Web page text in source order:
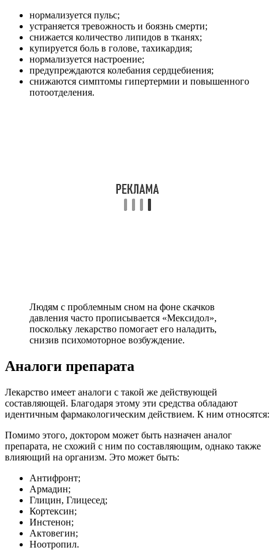
нормализуется пульс;
устраняется тревожность и боязнь смерти;
снижается количество липидов в тканях;
купируется боль в голове, тахикардия;
нормализуется настроение;
предупреждаются колебания сердцебиения;
снижаются симптомы гипертермии и повышенного
потоотделения.
Людям с проблемным сном на фоне скачков
давления часто прописывается «Мексидол»,
поскольку лекарство помогает его наладить,
снизив психомоторное возбуждение.
Аналоги препарата
Лекарство имеет аналоги с такой же действующей
составляющей. Благодаря этому эти средства обладают
идентичным фармакологическим действием. К ним относятся:
Помимо этого, доктором может быть назначен аналог
препарата, не схожий с ним по составляющим, однако также
влияющий на организм. Это может быть:
Антифронт;
Армадин;
Глицин, Глицесед;
Кортексин;
Инстенон;
Актовегин;
Ноотропил.